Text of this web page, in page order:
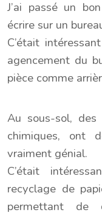
J’ai passé un
écrire sur un
C’était
agencement du
pièce comme
Au sous-sol, des
chimiques, ont
vraiment génial.
C’était
recyclage de
permettant de